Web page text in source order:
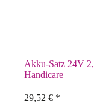
Akku-Satz 24V
Handicare
29,52 € *